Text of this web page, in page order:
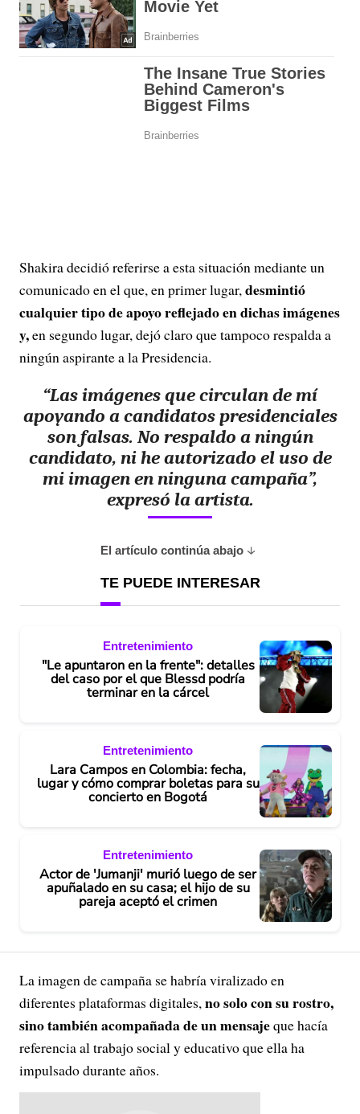
Shakira decidió referirse a esta situación mediante un
comunicado en el que, en primer lugar,desmintió
cualquier tipo de apoyo reflejado en dichas imágenes
y,en segundo lugar, dejó claro que tampoco respalda a
ningún aspirante a la Presidencia.
“Las imágenes que circulan de mí
apoyando a candidatos presidenciales
son falsas. No respaldo a ningún
candidato, ni he autorizado el uso de
mi imagen en ninguna campaña”,
expresó la artista.
El artículo continúa abajo
TE PUEDE INTERESAR
Entretenimiento
"Le apuntaron en la frente": detalles
del caso por el que Blessd podría
terminar en la cárcel
Entretenimiento
Lara Campos en Colombia: fecha,
lugar y cómo comprar boletas para su
concierto en Bogotá
Entretenimiento
Actor de 'Jumanji' murió luego de ser
apuñalado en su casa; el hijo de su
pareja aceptó el crimen
La imagen de campaña se habría viralizado en
diferentes plataformas digitales,no solo con su rostro,
sino también acompañada de un mensajeque hacía
referencia al trabajo social y educativo que ella ha
impulsado durante años.